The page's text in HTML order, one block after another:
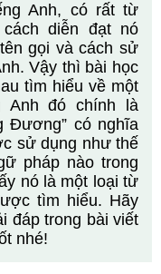
Anh, có rất từ
diễn đạt nó
gọi và cách sử
Vậy thì bài học
tìm hiểu về một
Anh đó chính là
Đương” có nghĩa
sử dụng như thế
pháp nào trong
nó là một loại từ
tìm hiểu. Hãy
đáp trong bài viết
nhé!